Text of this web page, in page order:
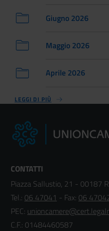
Giugno 2026
Maggio 2026
Aprile 2026
LEGGI DI PIÙ
CONTATTI
Piazza Sallustio, 21 - 00187
Tel.: 06 47041 - Fax: 06
PEC:
C.F.: 01484460587